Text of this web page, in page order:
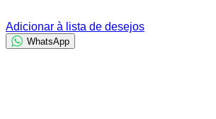
Adicionar à lista de desejos
WhatsApp